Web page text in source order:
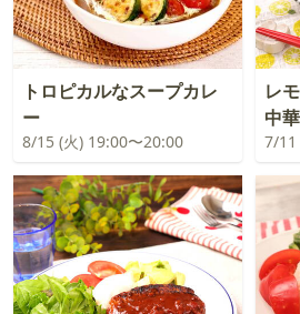
トロピカルなスープカレ
ー
8/15 (火) 19:00〜20:00
レ
中華
7/11